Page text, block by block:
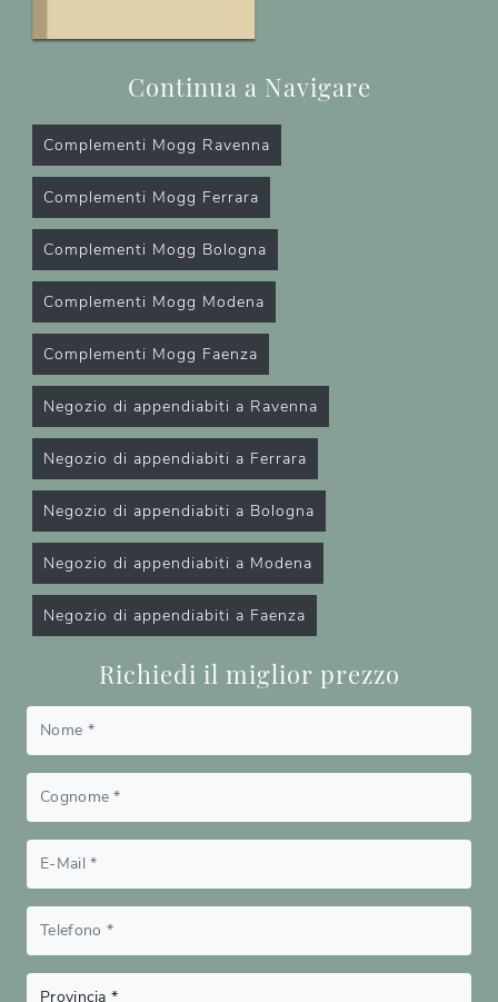
Continua a Navigare
Complementi Mogg Ravenna
Complementi Mogg Ferrara
Complementi Mogg Bologna
Complementi Mogg Modena
Complementi Mogg Faenza
Negozio di appendiabiti a Ravenna
Negozio di appendiabiti a Ferrara
Negozio di appendiabiti a Bologna
Negozio di appendiabiti a Modena
Negozio di appendiabiti a Faenza
Richiedi il miglior prezzo